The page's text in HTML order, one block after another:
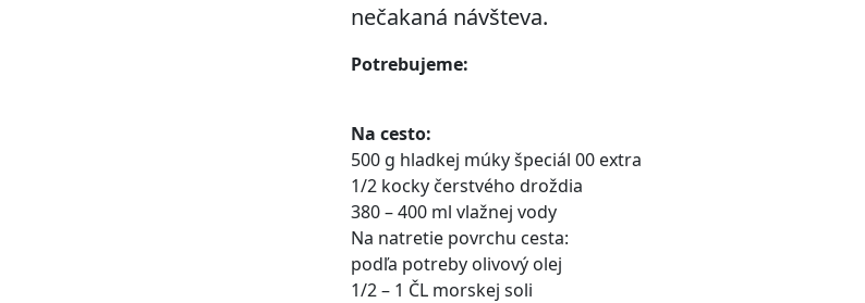
nečakaná návšteva.
Potrebujeme:
Na cesto:
500 g hladkej múky špeciál 00 extra
1/2 kocky čerstvého droždia
380 – 400 ml vlažnej vody
Na natretie povrchu cesta:
podľa potreby olivový olej
1/2 – 1 ČL morskej soli